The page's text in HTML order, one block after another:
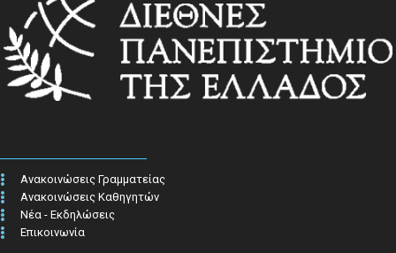
Ανακοινώσεις Γραμματείας
Ανακοινώσεις Καθηγητών
Νέα - Εκδηλώσεις
Επικοινωνία